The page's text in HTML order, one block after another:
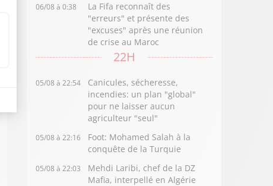
06/08 à 0:38
La Fifa reconnaît des
"erreurs" et présente des
"excuses" après une réunion
de crise au Maroc
22H
05/08 à 22:54
Canicules, sécheresse,
incendies: un plan "global"
pour ne laisser aucun
agriculteur "seul"
05/08 à 22:16
Foot: Mohamed Salah à la
conquête de la Turquie
05/08 à 22:03
Mehdi Laribi, chef de la DZ
Mafia, interpellé en Algérie